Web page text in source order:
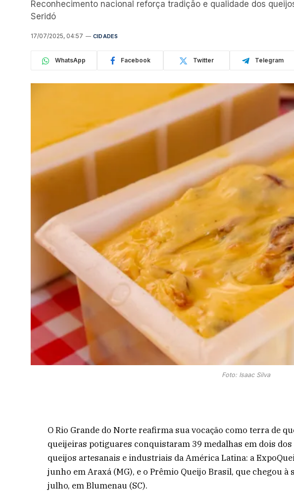
Reconhecimento nacional reforça tradição e qualidade dos
Seridó
17/07/2025, 04:57 CIDADES
WhatsApp Facebook Twitter Telegram
Foto: Isaac Silva
O Rio Grande do Norte reafirma sua vocação como terra de
queijeiras potiguares conquistaram 39 medalhas em dois
queijos artesanais e industriais da América Latina: a
junho em Araxá (MG), e o Prêmio Queijo Brasil, que chegou à
julho, em Blumenau (SC).